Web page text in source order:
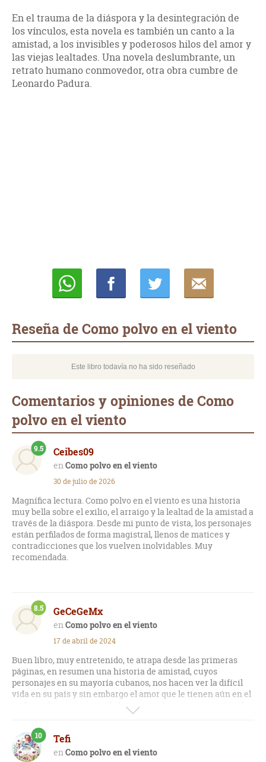
En el trauma de la diáspora y la desintegración de
los vínculos, esta novela es también un canto a la
amistad, a los invisibles y poderosos hilos del amor y
las viejas lealtades. Una novela deslumbrante, un
retrato humano conmovedor, otra obra cumbre de
Leonardo Padura.
Reseña de Como polvo en el viento
Este libro todavía no ha sido reseñado
Comentarios y opiniones de Como
polvo en el viento
Ceibes09
Como polvo en el viento
9.5
30 de julio de 2026
Magnífica lectura. Como polvo en el viento es una historia
muy bella sobre el exilio, el arraigo y la lealtad de la amistad a
través de la diáspora. Desde mi punto de vista, los personajes
están perfilados de forma magistral, llenos de matices y
contradicciones que los vuelven inolvidables. Muy
recomendada.
GeCeGeMx
Como polvo en el viento
8.5
17 de abril de 2024
Buen libro, muy entretenido, te atrapa desde las primeras
páginas, en resumen una historia de amistad, cuyos
personajes en su mayoría cubanos, nos hacen ver la difícil
vida en su país y sin embargo el amor que le tienen aún en el
exilio en la mayor parte de los casos, claro con excepción de
una de los personajes centrales. En resumen una lectura
muy recomendable.
Tefi
Como polvo en el viento
10